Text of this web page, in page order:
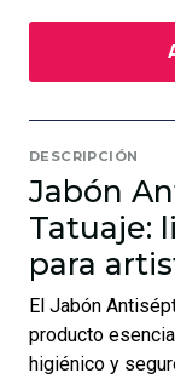
DESCRIPCIÓN
Jabón
Tatuaje:
para
El Jabón
producto
higiénico y